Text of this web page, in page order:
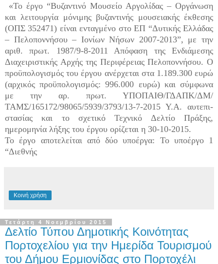
«Το έργο “Βυζαντινό Μουσείο Αργολίδας – Οργάνωση
και λειτουργία μόνιμης βυζαντινής μουσειακής έκθεσης
(ΟΠΣ 352471) είναι ενταγμένο στο ΕΠ “Δυτικής Ελλάδας
– Πελοποννήσου – Ιονίων Νήσων 2007-2013”, με την
αριθ. πρωτ. 1987/9-8-2011 Απόφαση της Ενδιάμεσης
Διαχειριστικής Αρχής της Περιφέρειας Πελοποννήσου. Ο
προϋπολογισμός του έργου ανέρχεται στα 1.189.300 ευρώ
(αρχικός προϋπολογισμός: 996.000 ευρώ) και σύμφωνα
με την αρ. πρωτ. ΥΠΟΠΑΙΘ/ΓΔΑΠΚ/ΔΜ/
ΤΑΜΣ/165172/98065/5939/3793/13-7-2015 Υ.Α. αυτεπι-
στασίας και το σχετικό Τεχνικό Δελτίο Πράξης,
ημερομηνία λήξης του έργου ορίζεται η 30-10-2015.
Το έργο αποτελείται από δύο υποέργα: Το υποέργο 1
“Διεθνής
Κοινή χρήση
Τετάρτη 4 Νοεμβρίου 2015
Δελτίο Τύπου Δημοτικής Κοινότητας
Πορτοχελίου για την Ημερίδα Τουρισμού
του Δήμου Ερμιονίδας στο Πορτοχέλι